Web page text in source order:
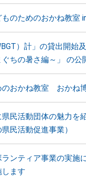
ものためのおかね教室
）計」の貸出開始
ちの暑さ編～」 の公
のおかね教室 おかね
民活動団体の魅力を
民活動促進事業）
ンティア事業の実施
ます